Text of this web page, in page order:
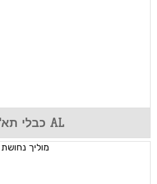
כבלי תא"מ AL